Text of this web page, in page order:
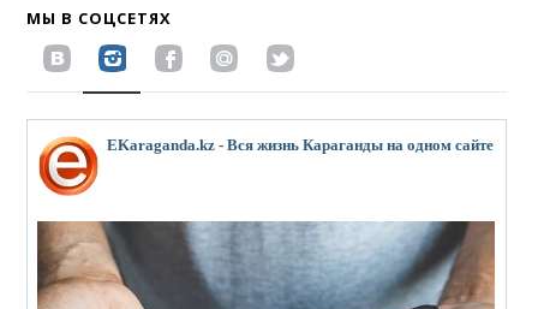
МЫ В СОЦСЕТЯХ
EKaraganda.kz - Вся жизнь Караганды на одном сайте